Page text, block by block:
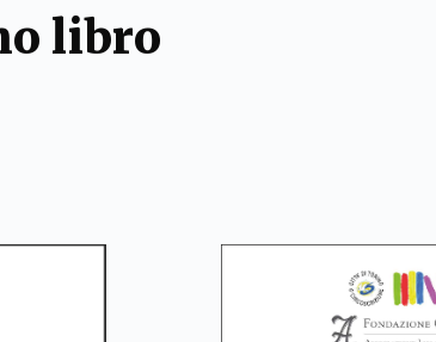
libro